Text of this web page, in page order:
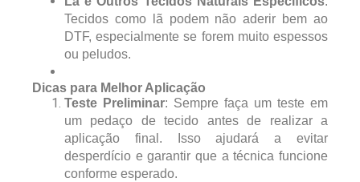
Tecidos como lã podem não aderir bem ao
DTF, especialmente se forem muito espessos
ou peludos.
Dicas para Melhor Aplicação
Teste Preliminar: Sempre faça um teste em
um pedaço de tecido antes de realizar a
aplicação final. Isso ajudará a evitar
desperdício e garantir que a técnica funcione
conforme esperado.